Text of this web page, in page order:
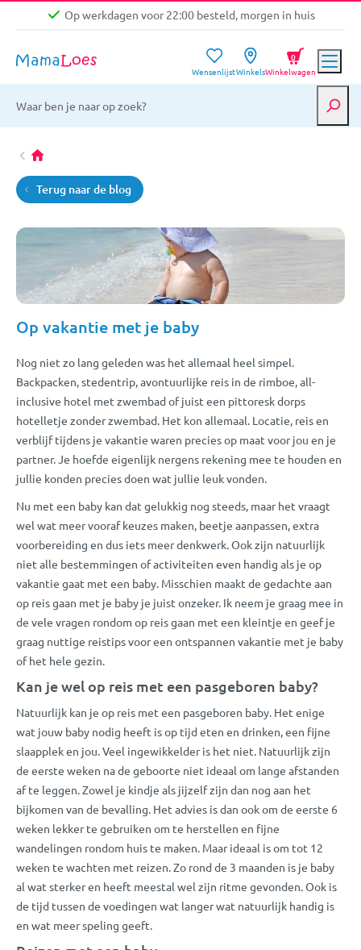
Op werkdagen voor 22:00 besteld, morgen in huis
Gratis verzending vanaf €39,-
Op werkdagen voor 22:00 besteld, morgen in huis
WensenlijstWinkelsWinkelwagen
0
Terug naar de blog
Op vakantie met je baby
Nog niet zo lang geleden was het allemaal heel simpel.
Backpacken, stedentrip, avontuurlijke reis in de rimboe, all-
inclusive hotel met zwembad of juist een pittoresk dorps
hotelletje zonder zwembad. Het kon allemaal. Locatie, reis en
verblijf tijdens je vakantie waren precies op maat voor jou en je
partner. Je hoefde eigenlijk nergens rekening mee te houden en
jullie konden precies doen wat jullie leuk vonden.
Nu met een baby kan dat gelukkig nog steeds, maar het vraagt
wel wat meer vooraf keuzes maken, beetje aanpassen, extra
voorbereiding en dus iets meer denkwerk. Ook zijn natuurlijk
niet alle bestemmingen of activiteiten even handig als je op
vakantie gaat met een baby. Misschien maakt de gedachte aan
op reis gaan met je baby je juist onzeker. Ik neem je graag mee in
de vele vragen rondom op reis gaan met een kleintje en geef je
graag nuttige reistips voor een ontspannen vakantie met je baby
of het hele gezin.
Kan je wel op reis met een pasgeboren baby?
Natuurlijk kan je op reis met een pasgeboren baby. Het enige
wat jouw baby nodig heeft is op tijd eten en drinken, een fijne
slaapplek en jou. Veel ingewikkelder is het niet. Natuurlijk zijn
de eerste weken na de geboorte niet ideaal om lange afstanden
af te leggen. Zowel je kindje als jijzelf zijn dan nog aan het
bijkomen van de bevalling. Het advies is dan ook om de eerste 6
weken lekker te gebruiken om te herstellen en fijne
wandelingen rondom huis te maken. Maar ideaal is om tot 12
weken te wachten met reizen. Zo rond de 3 maanden is je baby
al wat sterker en heeft meestal wel zijn ritme gevonden. Ook is
de tijd tussen de voedingen wat langer wat natuurlijk handig is
en wat meer speling geeft.